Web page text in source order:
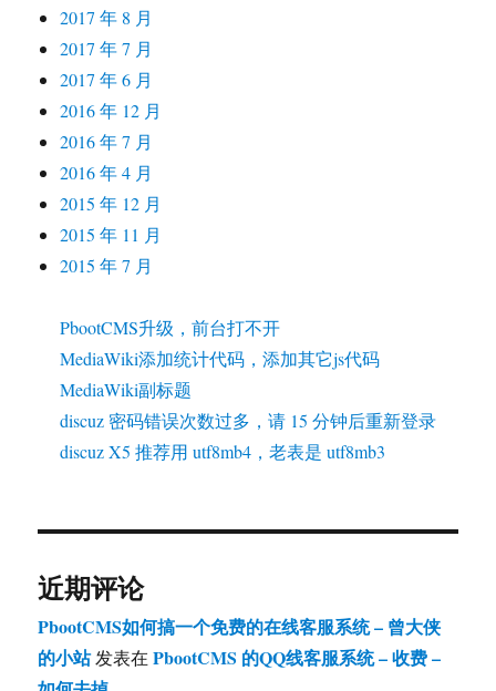
2017 年 8 月
2017 年 7 月
2017 年 6 月
2016 年 12 月
2016 年 7 月
2016 年 4 月
2015 年 12 月
2015 年 11 月
2015 年 7 月
PbootCMS升级，前台打不开
MediaWiki添加统计代码，添加其它js代码
MediaWiki副标题
discuz 密码错误次数过多，请 15 分钟后重新登录
discuz X5 推荐用 utf8mb4，老表是 utf8mb3
近期评论
PbootCMS如何搞一个免费的在线客服系统 – 曾大侠
的小站发表在PbootCMS 的QQ线客服系统 – 收费 –